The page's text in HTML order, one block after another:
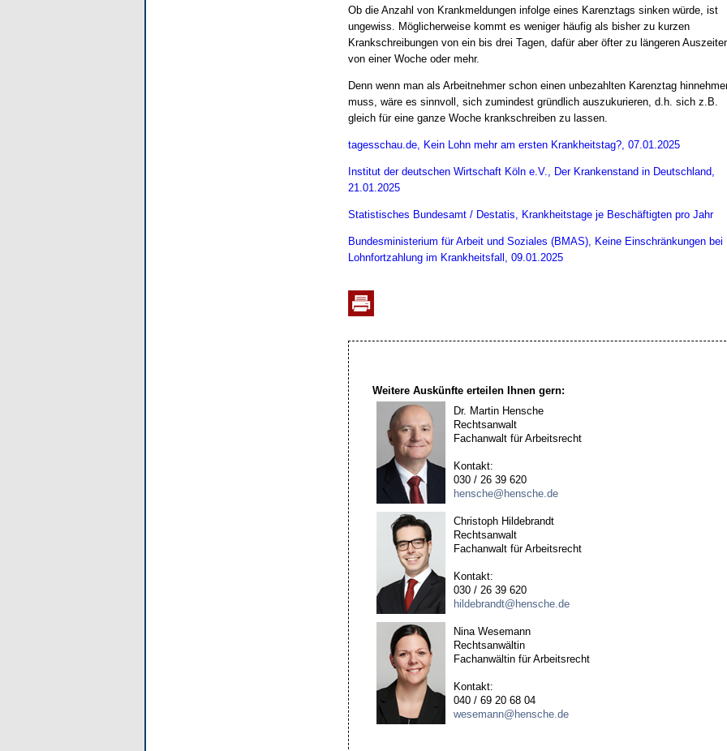
Ob die Anzahl von Krankmeldungen infolge eines Karenztags sinken würde, ist
ungewiss. Möglicherweise kommt es weniger häufig als bisher zu kurzen
Krankschreibungen von ein bis drei Tagen, dafür aber öfter zu längeren
von einer Woche oder mehr.
Denn wenn man als Arbeitnehmer schon einen unbezahlten Karenztag
muss, wäre es sinnvoll, sich zumindest gründlich auszukurieren, d.h. sich z.B.
gleich für eine ganze Woche krankschreiben zu lassen.
tagesschau.de, Kein Lohn mehr am ersten Krankheitstag?, 07.01.2025
Institut der deutschen Wirtschaft Köln e.V., Der Krankenstand in Deutschland,
21.01.2025
Statistisches Bundesamt / Destatis, Krankheitstage je Beschäftigten pro Jahr
Bundesministerium für Arbeit und Soziales (BMAS), Keine Einschränkungen bei
Lohnfortzahlung im Krankheitsfall, 09.01.2025
Weitere Auskünfte erteilen Ihnen gern:
Dr. Martin Hensche
Rechtsanwalt
Fachanwalt für Arbeitsrecht
Kontakt:
030 / 26 39 620
hensche@hensche.de
Christoph Hildebrandt
Rechtsanwalt
Fachanwalt für Arbeitsrecht
Kontakt:
030 / 26 39 620
hildebrandt@hensche.de
Nina Wesemann
Rechtsanwältin
Fachanwältin für Arbeitsrecht
Kontakt:
040 / 69 20 68 04
wesemann@hensche.de